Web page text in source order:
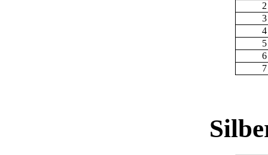
2
3
4
5
6
7